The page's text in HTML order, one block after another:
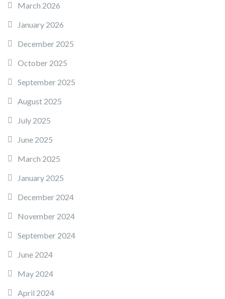
March 2026
January 2026
December 2025
October 2025
September 2025
August 2025
July 2025
June 2025
March 2025
January 2025
December 2024
November 2024
September 2024
June 2024
May 2024
April 2024